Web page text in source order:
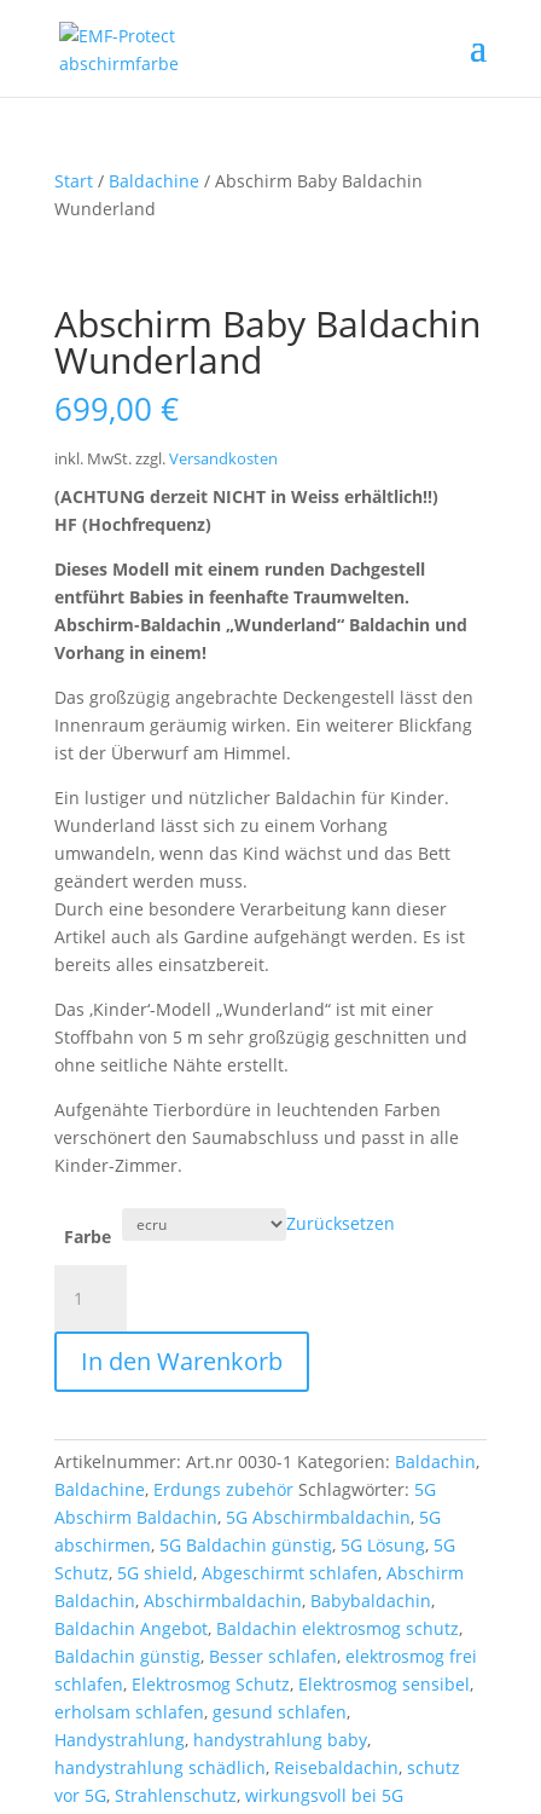
Start/ Baldachine / Abschirm Baby Baldachin
Wunderland
Abschirm Baby Baldachin
Wunderland
699,00 €
inkl. MwSt.zzgl.Versandkosten
(ACHTUNG derzeit NICHT in Weiss erhältlich!!)
HF (Hochfrequenz)
Dieses Modell mit einem runden Dachgestell
entführt Babies in feenhafte Traumwelten.
Abschirm-Baldachin „Wunderland“ Baldachin und
Vorhang in einem!
Das großzügig angebrachte Deckengestell lässt den
Innenraum geräumig wirken. Ein weiterer Blickfang
ist der Überwurf am Himmel.
Ein lustiger und nützlicher Baldachin für Kinder.
Wunderland lässt sich zu einem Vorhang
umwandeln, wenn das Kind wächst und das Bett
geändert werden muss.
Durch eine besondere Verarbeitung kann dieser
Artikel auch als Gardine aufgehängt werden. Es ist
bereits alles einsatzbereit.
Das ‚Kinder‘-Modell „Wunderland“ ist mit einer
Stoffbahn von 5 m sehr großzügig geschnitten und
ohne seitliche Nähte erstellt.
Aufgenähte Tierbordüre in leuchtenden Farben
verschönert den Saumabschluss und passt in alle
Kinder-Zimmer.
Farbe
Zurücksetzen
Baby
Baldachin
Wunderland
Menge
In den Warenkorb
Artikelnummer: Art.nr 0030-1 Kategorien: Baldachin,
Baldachine, Erdungs zubehör Schlagwörter: 5G
Abschirm Baldachin, 5G Abschirmbaldachin, 5G
abschirmen, 5G Baldachin günstig, 5G Lösung, 5G
Schutz, 5G shield, Abgeschirmt schlafen, Abschirm
Baldachin, Abschirmbaldachin, Babybaldachin,
Baldachin Angebot, Baldachin elektrosmog schutz,
Baldachin günstig, Besser schlafen, elektrosmog frei
schlafen, Elektrosmog Schutz, Elektrosmog sensibel,
erholsam schlafen, gesund schlafen,
Handystrahlung, handystrahlung baby,
handystrahlung schädlich, Reisebaldachin, schutz
vor 5G, Strahlenschutz, wirkungsvoll bei 5G